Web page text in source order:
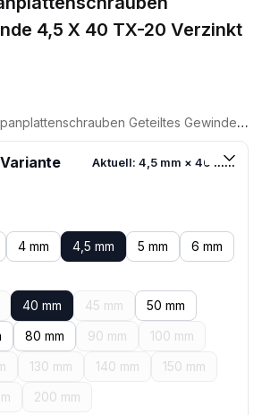
4,5 X 40 TX-20 Verzinkt
Geteiltes Gewinde 4,5 X 40 TX-20 Verzinkt 200 Stück
Aktuell: 4,5 mm × 40 mm
4 mm 4,5 mm 5 mm 6 mm
40 mm 45 mm
50 mm
80 mm 90 mm
100 mm
130 mm 140 mm
150 mm
200 mm